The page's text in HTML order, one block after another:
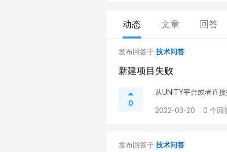
动态 文章 回答
发布回答于 技术问答
新建项目失败
0
从UNITY平台或者直
2022-03-20 0 个回
发布回答于 技术问答